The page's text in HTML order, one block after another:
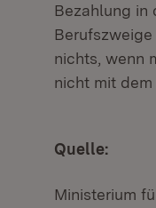
Bezahlung in
nichts, wenn
nicht mit
Quelle:
Ministerium